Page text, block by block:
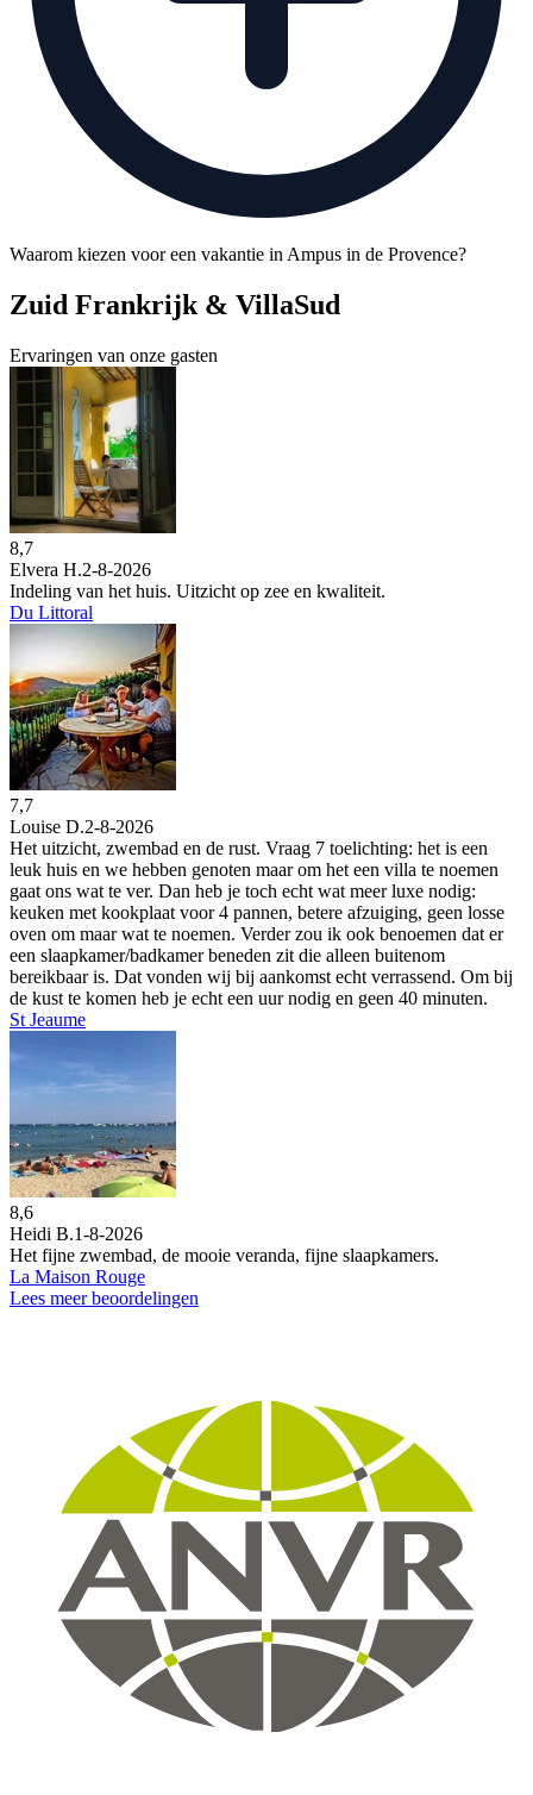
Waarom kiezen voor een vakantie in Ampus in de Provence?
Zuid Frankrijk & VillaSud
Ervaringen van onze gasten
8,7
Elvera H.2-8-2026
Indeling van het huis. Uitzicht op zee en kwaliteit.
Du Littoral
7,7
Louise D.2-8-2026
Het uitzicht, zwembad en de rust. Vraag 7 toelichting: het is een
leuk huis en we hebben genoten maar om het een villa te noemen
gaat ons wat te ver. Dan heb je toch echt wat meer luxe nodig:
keuken met kookplaat voor 4 pannen, betere afzuiging, geen losse
oven om maar wat te noemen. Verder zou ik ook benoemen dat er
een slaapkamer/badkamer beneden zit die alleen buitenom
bereikbaar is. Dat vonden wij bij aankomst echt verrassend. Om bij
de kust te komen heb je echt een uur nodig en geen 40 minuten.
St Jeaume
8,6
Heidi B.1-8-2026
Het fijne zwembad, de mooie veranda, fijne slaapkamers.
La Maison Rouge
Lees meer beoordelingen